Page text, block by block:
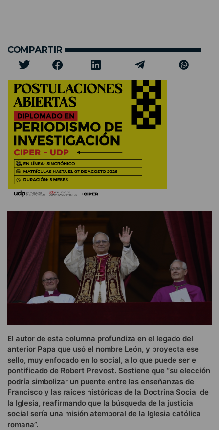
COMPARTIR
El autor de esta columna profundiza en el legado del
anterior Papa que usó el nombre León, y proyecta ese
sello, muy enfocado en lo social, a lo que puede ser el
pontificado de Robert Prevost. Sostiene que “su elección
podría simbolizar un puente entre las enseñanzas de
Francisco y las raíces históricas de la Doctrina Social de
la Iglesia, reafirmando que la búsqueda de la justicia
social sería una misión atemporal de la Iglesia católica
romana”.